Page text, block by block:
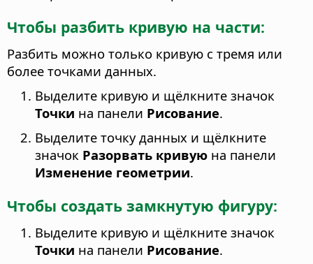
Чтобы разбить кривую на части:
Разбить можно только кривую с тремя или
более точками данных.
Выделите кривую и щёлкните значок
Точки на панели Рисование.
Выделите точку данных и щёлкните
значок Разорвать кривую на панели
Изменение геометрии.
Чтобы создать замкнутую фигуру:
Выделите кривую и щёлкните значок
Точки на панели Рисование.